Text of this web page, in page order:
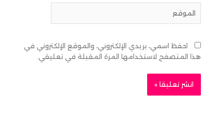
احفظ اسمي، بريدي الإلكتروني، والموقع الإلكتروني في
هذا المتصفح لاستخدامها المرة المقبلة في تعليقي.